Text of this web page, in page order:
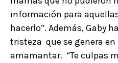
información para
hacerlo”. Además, Gaby
tristeza que se genera
amamantar. “Te culpas